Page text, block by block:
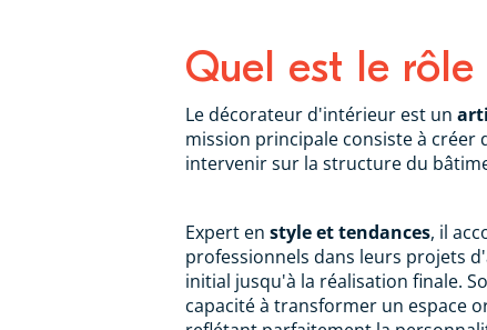
Quel est le
Le décorateur d'intérieur est un
mission principale consiste à créer
intervenir sur la structure du
Expert en style et tendances, il
professionnels dans leurs projets
initial jusqu'à la réalisation finale.
capacité à transformer un espace